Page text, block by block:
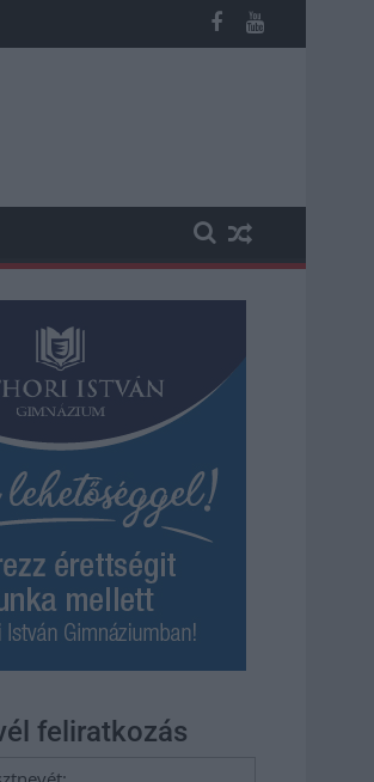
a menetrendhez képest, kimaradás is
feliratkozás